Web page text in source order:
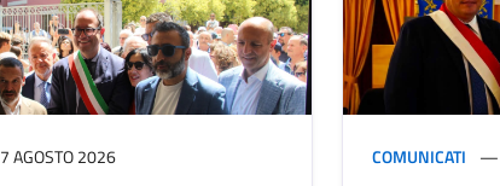
7 AGOSTO 2026 COMUNICATI